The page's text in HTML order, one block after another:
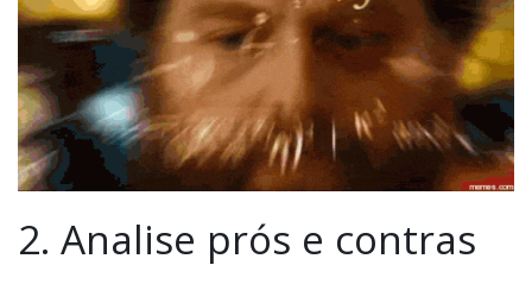
2. Analise prós e contras